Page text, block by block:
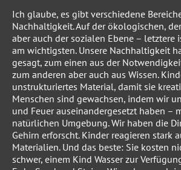
Ich glaube, es gibt verschiedene
Nachhaltigkeit. Auf der ökologischen,
aber auch der sozialen Ebene – letztere
am wichtigsten. Unsere Nachhaltigkeit
gesagt, zum einen aus der
zum anderen aber auch aus Wissen.
unstrukturiertes Material, damit sie
Menschen sind gewachsen, indem wir
und Feuer auseinandergesetzt haben –
natürlichen Umgebung. Wir haben die
Gehirn erforscht. Kinder reagieren stark
Materialien. Und das beste: Sie kosten
schwer, einem Kind Wasser zur